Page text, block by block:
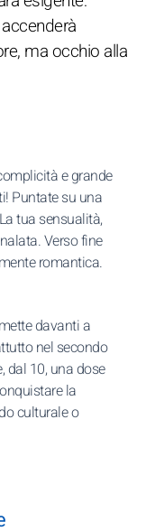
ma occhio alla
e grande
Puntate su una
tua sensualità,
Verso fine
romantica.
davanti a
nel secondo
dal 10, una dose
la
culturale o